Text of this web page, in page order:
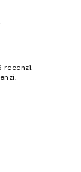
recenzí.